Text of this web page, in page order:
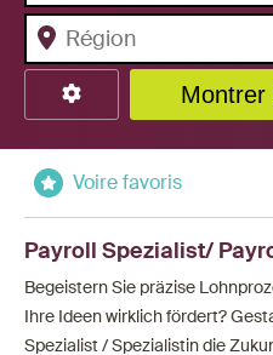
Montrer
Voire favoris
Payroll Spezialist/
Begeistern Sie präzise
Ihre Ideen wirklich fördert?
Spezialist / Spezialistin die